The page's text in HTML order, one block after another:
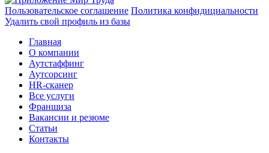
Пользовательское соглашение Политика конфидициальности
Удалить свой профиль из базы
Главная
О компании
Аутстаффинг
Аутсорсинг
HR-сканер
Все услуги
Франшиза
Вакансии и резюме
Статьи
Контакты